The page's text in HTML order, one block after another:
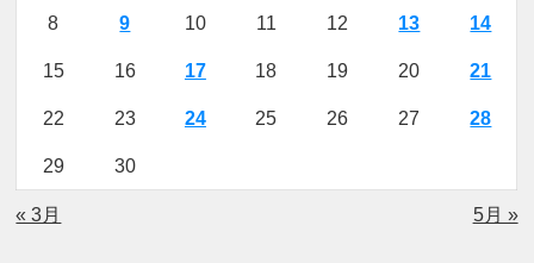
8 9 10 11 12 13 14
15 16 17 18 19 20 21
22 23 24 25 26 27 28
29 30
« 3月 5月 »